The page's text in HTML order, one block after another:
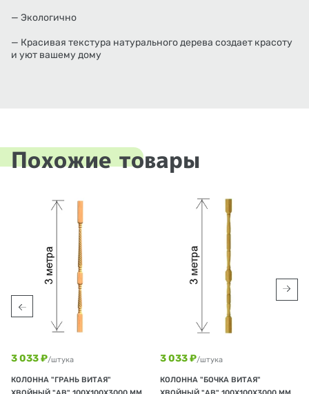
— Экологично
— Красивая текстура натурального дерева создает красоту
и уют вашему дому
Похожие товары
3 033 ₽/штука
КОЛОННА "ГРАНЬ ВИТАЯ"
3 033 ₽/штука
КОЛОННА "БОЧКА ВИТАЯ"